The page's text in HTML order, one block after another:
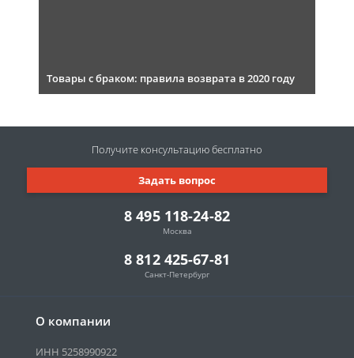
Товары с браком: правила возврата в 2020 году
О компании
ИНН 5258990922
8 495 118-24-82
Москва
8 812 425-67-81
Санкт-Петербург
Задать вопрос
Получите консультациюбесплатно